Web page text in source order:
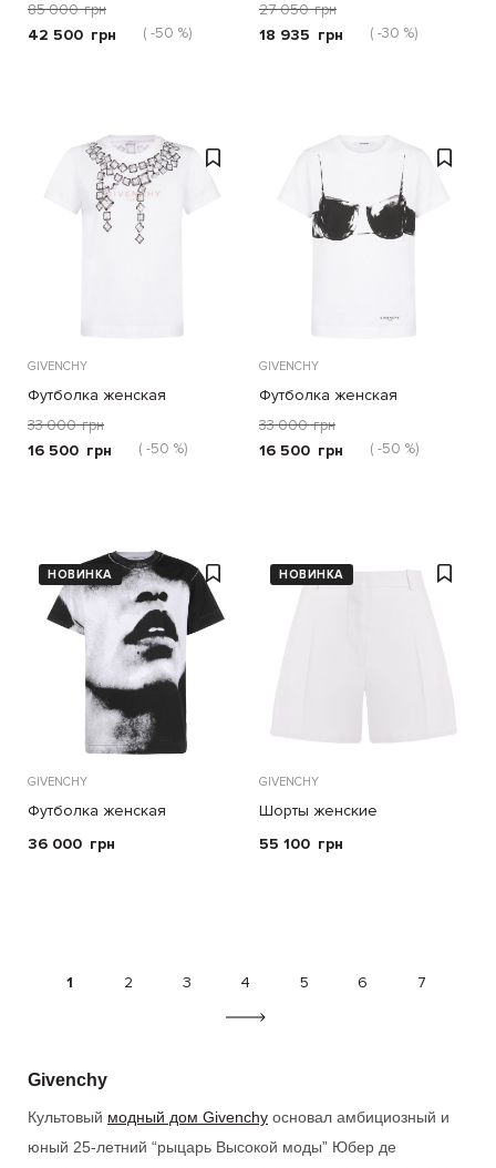
85 000 грн
42 500 грн ( -50 %)
27 050 грн
18 935 грн ( -30 %)
GIVENCHY
Футболка женская
33 000 грн
16 500 грн ( -50 %)
GIVENCHY
Футболка женская
33 000 грн
16 500 грн ( -50 %)
НОВИНКА
GIVENCHY
Футболка женская
36 000 грн
НОВИНКА
GIVENCHY
Шорты женские
55 100 грн
1 2 3 4 5 6 7
Givenchy
Культовый модный дом Givenchy основал амбициозный и
юный 25-летний “рыцарь Высокой моды” Юбер де